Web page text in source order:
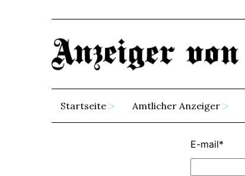
Startseite Amtlicher Anzeiger
E-mail*